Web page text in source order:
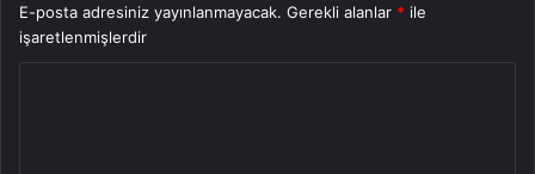
E-posta adresiniz yayınlanmayacak. Gerekli alanlar * ile
işaretlenmişlerdir